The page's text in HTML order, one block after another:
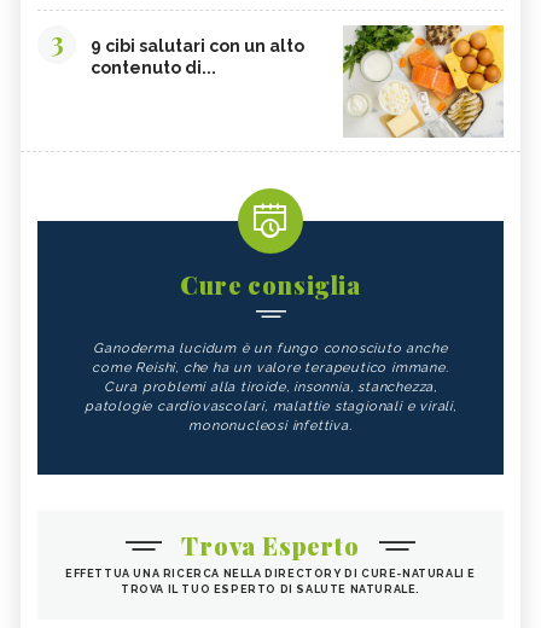
3
9 cibi salutari con un alto
contenuto di...
Cure consiglia
Ganoderma lucidum è un fungo conosciuto anche
come Reishi, che ha un valore terapeutico immane.
Cura problemi alla tiroide, insonnia, stanchezza,
patologie cardiovascolari, malattie stagionali e virali,
mononucleosi infettiva.
Trova Esperto
EFFETTUA UNA RICERCA NELLA DIRECTORY DI CURE-NATURALI E
TROVA IL TUO ESPERTO DI SALUTE NATURALE.